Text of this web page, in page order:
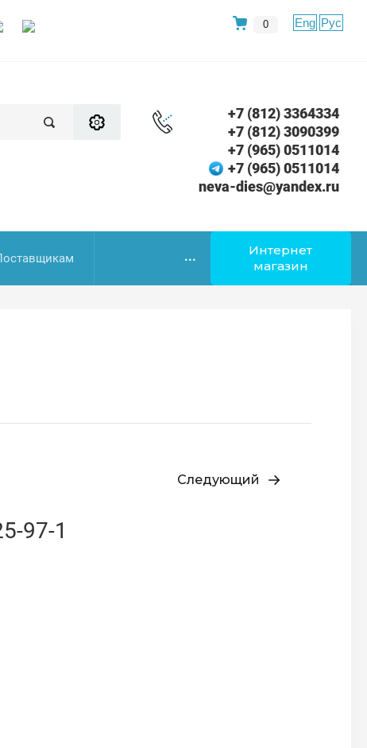
0 Eng Рус
+7 (812) 3364334
+7 (812) 3090399
+7 (965) 0511014
+7 (965) 0511014
neva-dies@yandex.ru
...
Интернет
магазин
Следующий
97-1